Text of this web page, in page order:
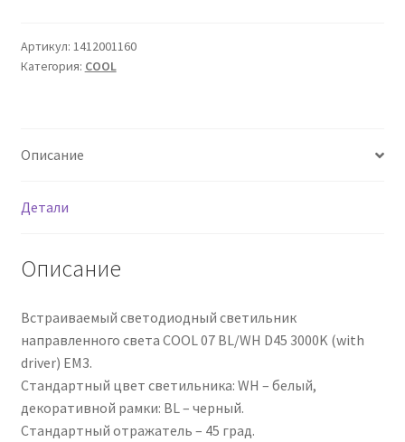
Артикул: 1412001160
Категория: COOL
Описание
Детали
Описание
Встраиваемый светодиодный светильник
направленного света COOL 07 BL/WH D45 3000K (with
driver) EM3.
Стандартный цвет светильника: WH – белый,
декоративной рамки: BL – черный.
Стандартный отражатель – 45 град.